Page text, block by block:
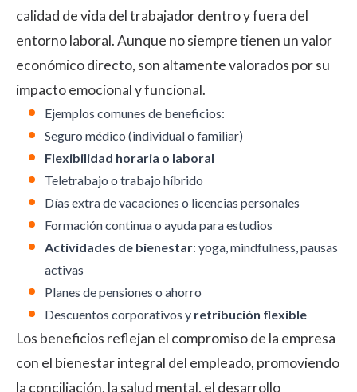
calidad de vida del trabajador dentro y fuera del
entorno laboral. Aunque no siempre tienen un valor
económico directo, son altamente valorados por su
impacto emocional y funcional.
Ejemplos comunes de beneficios:
Seguro médico (individual o familiar)
Flexibilidad horaria o laboral
Teletrabajo o trabajo híbrido
Días extra de vacaciones o licencias personales
Formación continua o ayuda para estudios
Actividades de bienestar: yoga, mindfulness, pausas
activas
Planes de pensiones o ahorro
Descuentos corporativos y retribución flexible
Los beneficios reflejan el compromiso de la empresa
con el bienestar integral del empleado, promoviendo
la conciliación, la salud mental, el desarrollo